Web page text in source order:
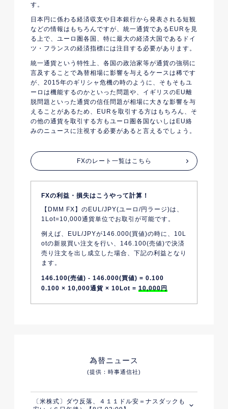
す。
日本円に係わる経済収支や日本銀行から発表される短観
などの情報はもちろんですが、統一通貨であるEURを見
る上で、ユーロ圏各国、特に最大の経済大国であるドイ
ツ・フランスの経済指標には注目する必要があります。
統一通貨という特性上、各国の政治家等が通貨の強弱に
言及することで為替相場に影響を与えるケースは稀です
が、2015年のギリシャ危機の時のように、そもそもユ
ーロは機能するのかといった問題や、イギリスのEU離
脱問題といった通貨の信任問題が相場に大きな影響を与
えることがあるため、EURを取引する方はもちろん、そ
の他の通貨を取引する方もユーロ圏各国ないしはEU絡
みのニュースに注視する必要があると言えるでしょう。
FXのレート一覧はこちら
FXの利益・損失はこうやって計算！
【DMM FX】のEUL/JPY(ユーロ/円ラージ)は、
1Lot=10,000通貨単位でお取引が可能です。
例えば、EUL/JPYが146.000(買値)の時に、10L
otの新規買い注文を行い、146.100(売値)で決済
売り注文を出し成立した場合、下記の利益となり
ます。
146.100(売値) - 146.000(買値) = 0.100
0.100 × 10,000通貨 × 10Lot = 10,000円
為替ニュース
(提供：時事通信社)
〔米株式〕ダウ反落、４１１ドル安＝ナスダックも